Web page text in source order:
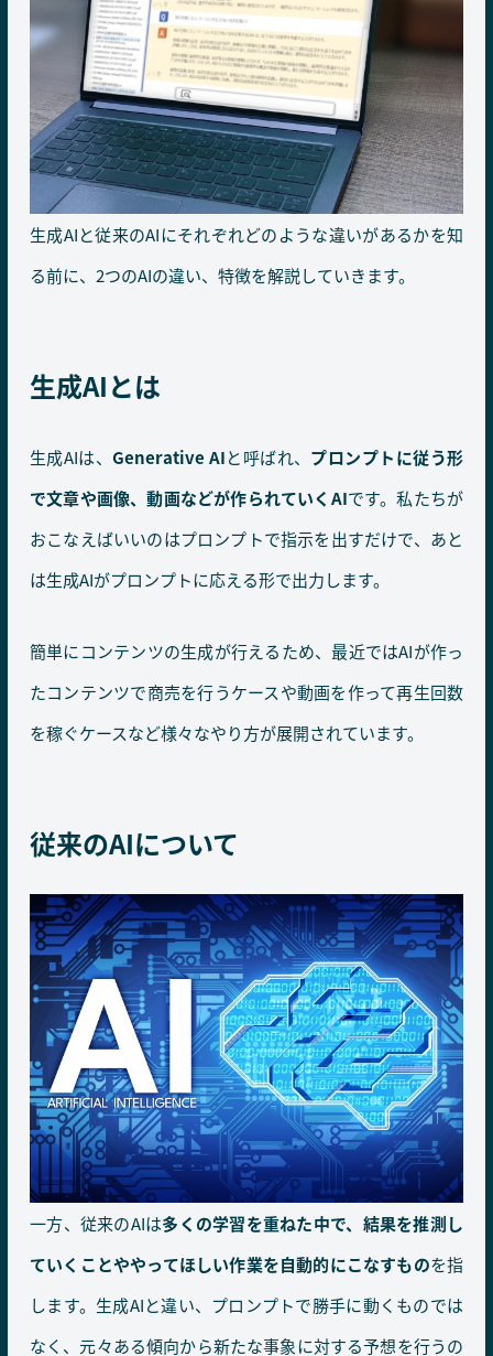
生成AIと従来のAIにそれぞれどのような違いがあるかを知
る前に、2つのAIの違い、特徴を解説していきます。
生成AIとは
生成AIは、Generative AIと呼ばれ、 プロンプトに従う形
で文章や画像、動画などが作られていくAIです。私たちが
おこなえばいいのはプロンプトで指示を出すだけで、あと
は生成AIがプロンプトに応える形で出力します。
簡単にコンテンツの生成が行えるため、最近ではAIが作っ
たコンテンツで商売を行うケースや動画を作って再生回数
を稼ぐケースなど様々なやり方が展開されています。
従来のAIについて
一方、従来のAIは多くの学習を重ねた中で、結果を推測し
ていくことややってほしい作業を自動的にこなすものを指
します。生成AIと違い、プロンプトで勝手に動くものでは
なく、元々ある傾向から新たな事象に対する予想を行うの